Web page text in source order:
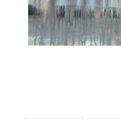
Emozioni
Finestre